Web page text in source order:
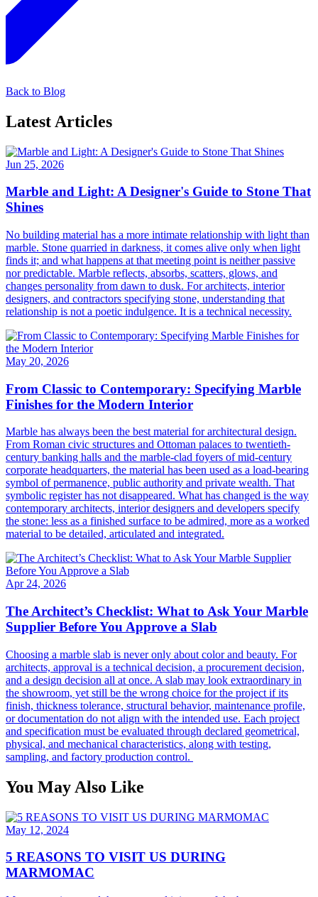
Back to Blog
Latest Articles
Jun 25, 2026
Marble and Light: A Designer's Guide to Stone That
Shines
No building material has a more intimate relationship with light than
marble. Stone quarried in darkness, it comes alive only when light
finds it; and what happens at that meeting point is neither passive
nor predictable. Marble reflects, absorbs, scatters, glows, and
changes personality from dawn to dusk. For architects, interior
designers, and contractors specifying stone, understanding that
relationship is not a poetic indulgence. It is a technical necessity.
May 20, 2026
From Classic to Contemporary: Specifying Marble
Finishes for the Modern Interior
Marble has always been the best material for architectural design.
From Roman civic structures and Ottoman palaces to twentieth-
century banking halls and the marble-clad foyers of mid-century
corporate headquarters, the material has been used as a load-bearing
symbol of permanence, public authority and private wealth. That
symbolic register has not disappeared. What has changed is the way
contemporary architects, interior designers and developers specify
the stone: less as a finished surface to be admired, more as a worked
material to be detailed, articulated and integrated.
Apr 24, 2026
The Architect’s Checklist: What to Ask Your Marble
Supplier Before You Approve a Slab
Choosing a marble slab is never only about color and beauty. For
architects, approval is a technical decision, a procurement decision,
and a design decision all at once. A slab may look extraordinary in
the showroom, yet still be the wrong choice for the project if its
finish, thickness tolerance, structural behavior, maintenance profile,
or documentation do not align with the intended use. Each project
and specification must be evaluated through declared geometrical,
physical, and mechanical characteristics, along with testing,
sampling, and factory production control.
You May Also Like
May 12, 2024
5 REASONS TO VISIT US DURING
MARMOMAC